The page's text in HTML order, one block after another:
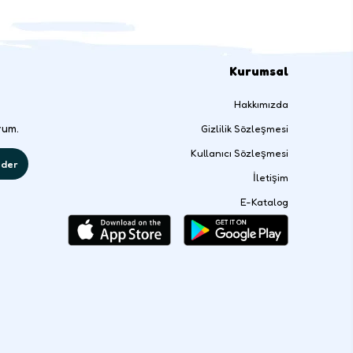
Kurumsal
Hakkımızda
Gizlilik Sözleşmesi
Kullanıcı Sözleşmesi
İletişim
E-Katalog